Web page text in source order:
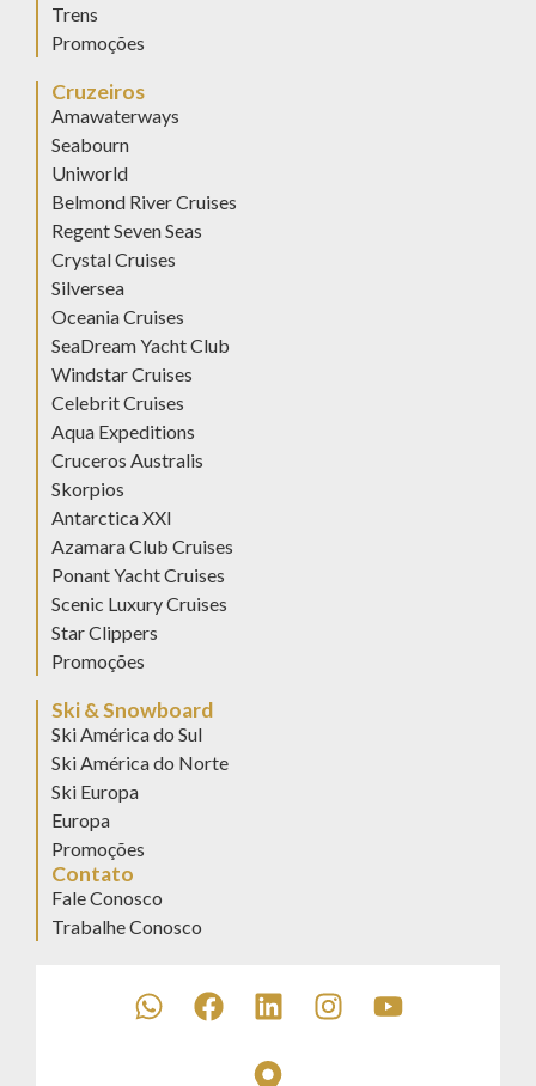
Trens
Promoções
Cruzeiros
Amawaterways
Seabourn
Uniworld
Belmond River Cruises
Regent Seven Seas
Crystal Cruises
Silversea
Oceania Cruises
SeaDream Yacht Club
Windstar Cruises
Celebrit Cruises
Aqua Expeditions
Cruceros Australis
Skorpios
Antarctica XXI
Azamara Club Cruises
Ponant Yacht Cruises
Scenic Luxury Cruises
Star Clippers
Promoções
Ski & Snowboard
Ski América do Sul
Ski América do Norte
Ski Europa
Europa
Promoções
Contato
Fale Conosco
Trabalhe Conosco